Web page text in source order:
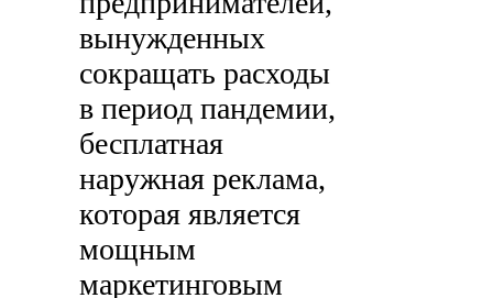
вынужденных
сокращать расходы
в период пандемии,
бесплатная
наружная реклама,
которая является
мощным
маркетинговым